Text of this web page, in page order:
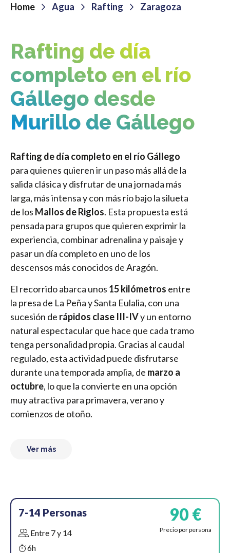
Home Agua Rafting Zaragoza
Rafting de día
completo en el río
Gállego desde
Murillo de Gállego
Rafting de día completo en el río Gállego
para quienes quieren ir un paso más allá de la
salida clásica y disfrutar de una jornada más
larga, más intensa y con más río bajo la silueta
de los Mallos de Riglos. Esta propuesta está
pensada para grupos que quieren exprimir la
experiencia, combinar adrenalina y paisaje y
pasar un día completo en uno de los
descensos más conocidos de Aragón.
El recorrido abarca unos 15 kilómetros entre
la presa de La Peña y Santa Eulalia, con una
sucesión de rápidos clase III-IVy un entorno
natural espectacular que hace que cada tramo
tenga personalidad propia. Gracias al caudal
regulado, esta actividad puede disfrutarse
durante una temporada amplia, de marzo a
octubre, lo que la convierte en una opción
muy atractiva para primavera, verano y
comienzos de otoño.
Ver más
7-14 Personas
Entre 7 y 14
6h
90 €
Precio por persona